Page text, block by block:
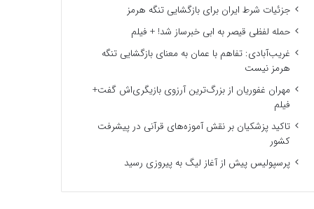
جزئیات شرط ایران برای بازگشایی تنگه هرمز
حمله لفظی قیصر به ابی خبرساز شد! + فیلم
غریب‌آبادی: تفاهم با عمان به معنای بازگشایی تنگه
هرمز نیست
مهران غفوریان از بزرگ‌ترین آرزوی بازیگری‌اش گفت+
فیلم
تاکید پزشکیان بر نقش آموزه‌های قرآنی در پیشرفت
کشور
پرسپولیس پیش از آغاز لیگ به پیروزی رسید